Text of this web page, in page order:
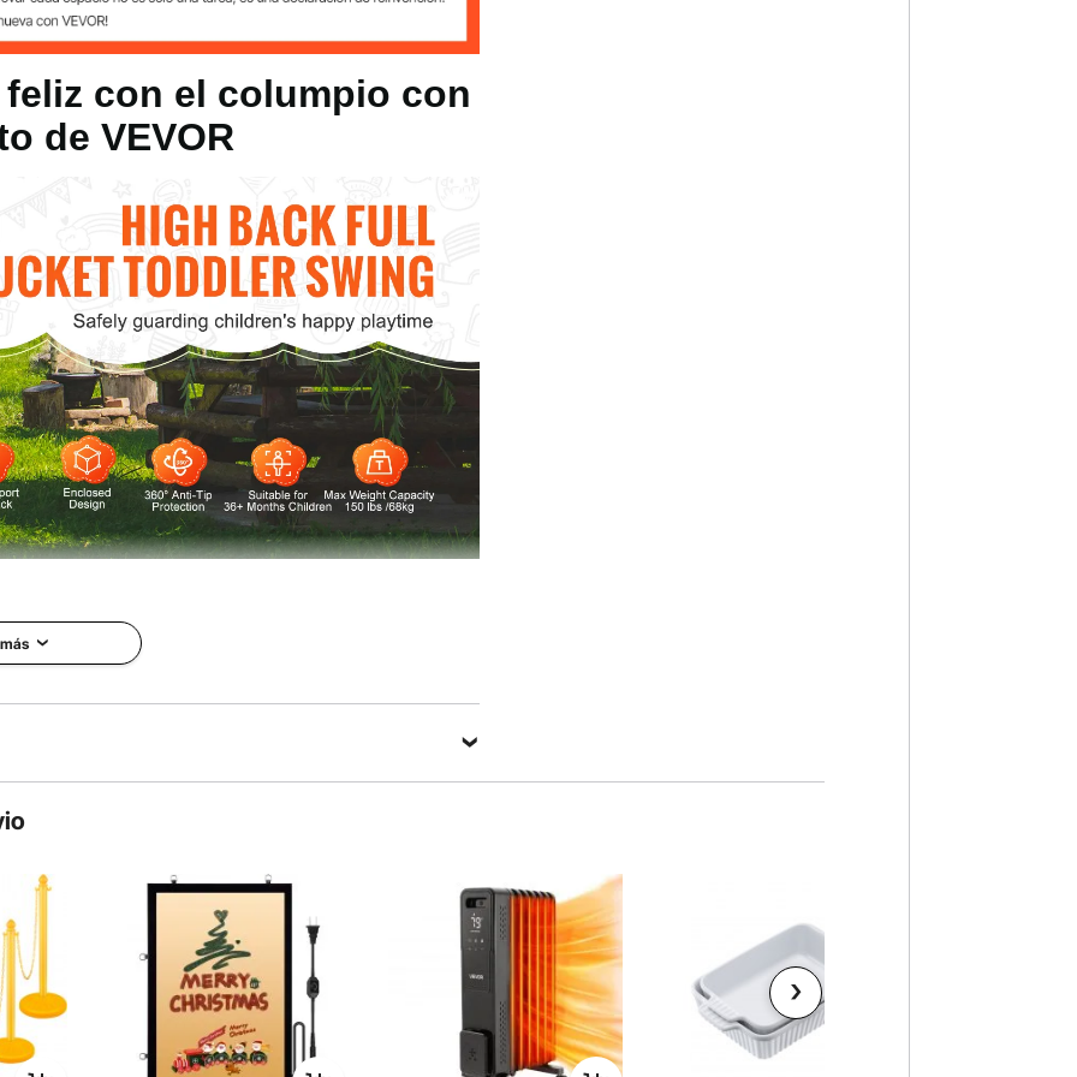
11,61 pulgs/32 x 34 x 29,5 cm (sin cadena)
con el columpio con
de VEVOR
el movimiento hacia adelante, hacia atrás y hacia los
de un tiempo de juego sin fin.